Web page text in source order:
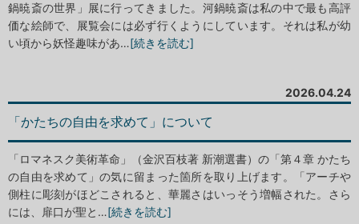
鍋暁斎の世界」展に行ってきました。河鍋暁斎は私の中で最も高評
価な絵師で、展覧会には必ず行くようにしています。それは私が幼
い頃から妖怪趣味があ…[続きを読む]
2026.04.24
「かたちの自由を求めて」について
「ロマネスク美術革命」（金沢百枝著 新潮選書）の「第４章 かたち
の自由を求めて」の気に留まった箇所を取り上げます。「アーチや
側柱に彫刻がほどこされると、華麗さはいっそう増幅された。さら
には、扉口が聖と…[続きを読む]